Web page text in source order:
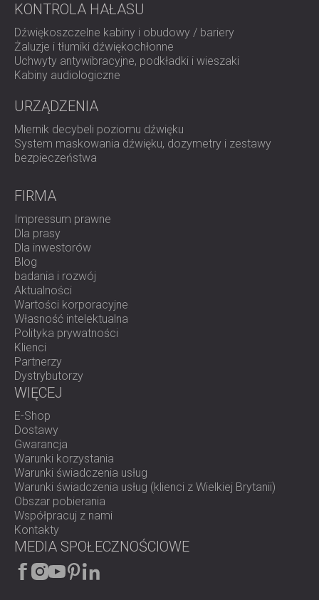
KONTROLA HAŁASU
Dźwiękoszczelne kabiny i obudowy / bariery
Żaluzje i tłumiki dźwiękochłonne
Uchwyty antywibracyjne, podkładki i wieszaki
Kabiny audiologiczne
URZĄDZENIA
Miernik decybeli poziomu dźwięku
System maskowania dźwięku, dozymetry i zestawy
bezpieczeństwa
FIRMA
Impressum prawne
Dla prasy
Dla inwestorów
Blog
badania i rozwój
Aktualności
Wartości korporacyjne
Własność intelektualna
Polityka prywatności
Klienci
Partnerzy
Dystrybutorzy
WIĘCEJ
E-Shop
Dostawy
Gwarancja
Warunki korzystania
Warunki świadczenia usług
Warunki świadczenia usług (klienci z Wielkiej Brytanii)
Obszar pobierania
Współpracuj z nami
Kontakty
MEDIA SPOŁECZNOŚCIOWE